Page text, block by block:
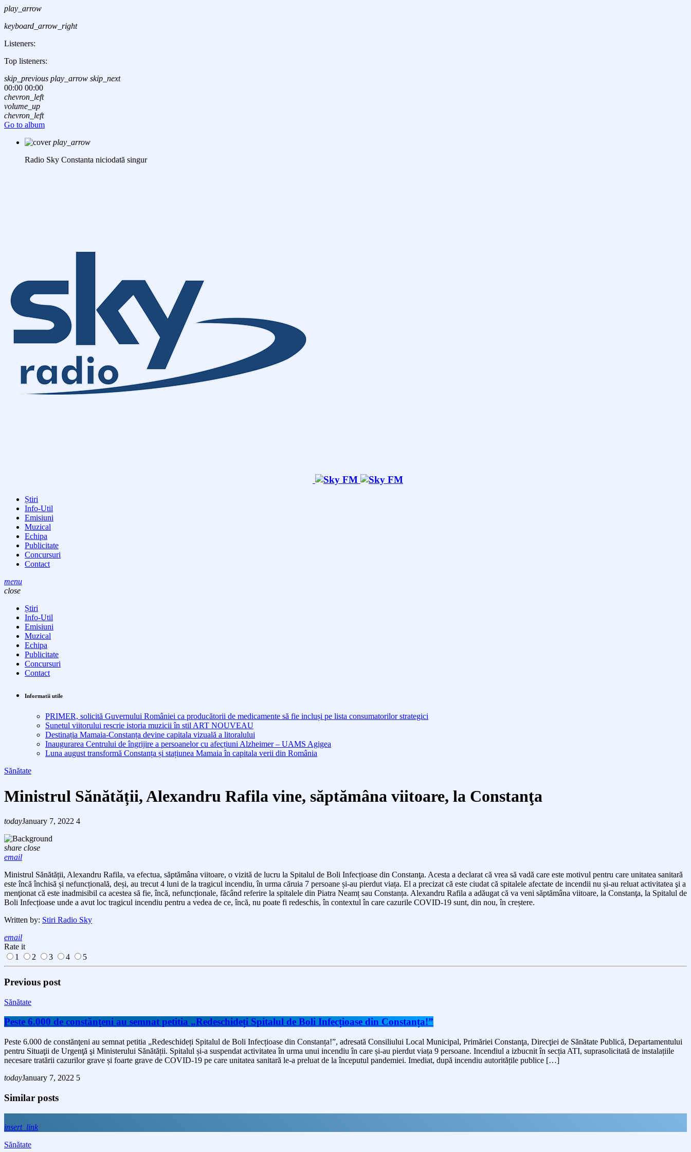
play_arrow
keyboard_arrow_right
Listeners:
Top listeners:
skip_previous play_arrow skip_next
00:00 00:00
chevron_left
volume_up
chevron_left
Go to album
play_arrow
Radio Sky Constanta niciodată singur
Știri
Info-Util
Emisiuni
Muzical
Echipa
Publicitate
Concursuri
Contact
menu
close
Știri
Info-Util
Emisiuni
Muzical
Echipa
Publicitate
Concursuri
Contact
Informatii utile
PRIMER, solicită Guvernului României ca producătorii de medicamente să fie incluși pe lista consumatorilor strategici
Sunetul viitorului rescrie istoria muzicii în stil ART NOUVEAU
Destinația Mamaia-Constanța devine capitala vizuală a litoralului
Inaugurarea Centrului de îngrijire a persoanelor cu afecțiuni Alzheimer – UAMS Agigea
Luna august transformă Constanța și stațiunea Mamaia în capitala verii din România
Sănătate
Ministrul Sănătății, Alexandru Rafila vine, săptămâna viitoare, la Constanţa
todayJanuary 7, 2022 4
share close
email
Ministrul Sănătății, Alexandru Rafila, va efectua, săptămâna viitoare, o vizită de lucru la Spitalul de Boli Infecțioase din Constanţa. Acesta a declarat că vrea să vadă care este motivul pentru care unitatea sanitară
este încă închisă și nefuncțională, deși, au trecut 4 luni de la tragicul incendiu, în urma căruia 7 persoane și-au pierdut viața. El a precizat că este ciudat că spitalele afectate de incendii nu și-au reluat activitatea şi a
menţionat că este inadmisibil ca acestea să fie, încă, nefuncționale, făcând referire la spitalele din Piatra Neamț sau Constanța. Alexandru Rafila a adăugat că va veni săptămâna viitoare, la Constanţa, la Spitalul de
Boli Infecțioase unde a avut loc tragicul incendiu pentru a vedea de ce, încă, nu poate fi redeschis, în contextul în care cazurile COVID-19 sunt, din nou, în creștere.
Written by: Stiri Radio Sky
email
Rate it
1
2 3 4 5
Previous post
Sănătate
Peste 6.000 de constănţeni au semnat petitia „Redeschideți Spitalul de Boli Infecțioase din Constanța!”
Peste 6.000 de constănţeni au semnat petitia „Redeschideți Spitalul de Boli Infecțioase din Constanța!”, adresată Consiliului Local Municipal, Primăriei Constanţa, Direcţiei de Sănătate Publică, Departamentului
pentru Situaţii de Urgenţă şi Ministerului Sănătății. Spitalul și-a suspendat activitatea în urma unui incendiu în care și-au pierdut viața 9 persoane. Incendiul a izbucnit în secția ATI, suprasolicitată de instalațiile
necesare tratării cazurilor grave și foarte grave de COVID-19 pe care unitatea sanitară le-a preluat de la începutul pandemiei. Imediat, după incendiu autoritățile publice […]
todayJanuary 7, 2022 5
Similar posts
insert_link
Sănătate